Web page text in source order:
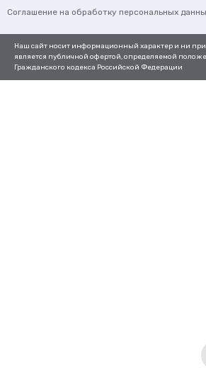
Соглашение на обработку персональных
Наш сайт носит информационный характер и ни при
является публичной офертой, определяемой
Гражданского кодекса Российской Федерации